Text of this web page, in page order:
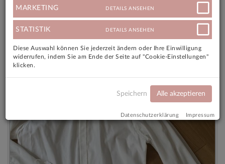
MARKETING DETAILS ANSEHEN
STATISTIK DETAILS ANSEHEN
Diese Auswahl können Sie jederzeit ändern oder Ihre Einwilligung
widerrufen, indem Sie am Ende der Seite auf "Cookie-Einstellungen"
klicken.
Speichern Alle akzeptieren
Datenschutzerklärung Impressum